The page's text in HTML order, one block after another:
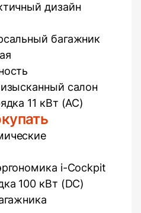
дизайн
багажник
салон
11 кВт (AC)
i-Cockpit
100 кВт (DC)